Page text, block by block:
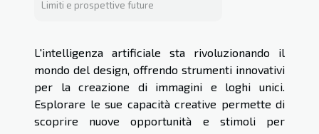
Limiti e prospettive future
L'intelligenza artificiale sta rivoluzionando il
mondo del design, offrendo strumenti innovativi
per la creazione di immagini e loghi unici.
Esplorare le sue capacità creative permette di
scoprire nuove opportunità e stimoli per